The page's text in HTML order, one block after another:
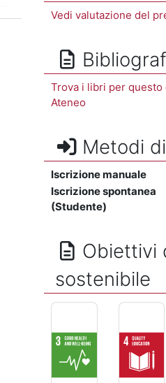
Vedi valutazione del
Trova i libri per
Ateneo
Metodi
Iscrizione manuale
Iscrizione spontanea
(Studente)
Obiettivi
sostenibile